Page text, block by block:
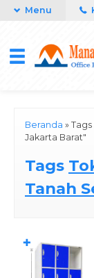
Menu
Beranda »
Jakarta Barat"
Tags
Tanah
✚